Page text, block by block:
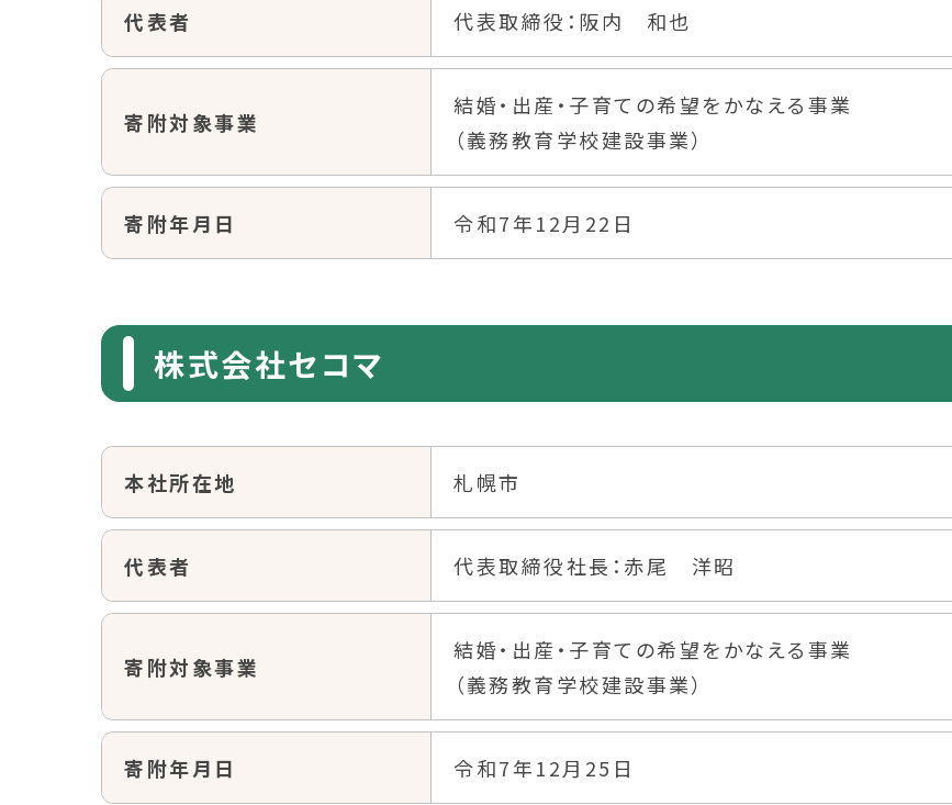
代表者 代表取締役：阪内 和也
寄附対象事業
結婚・出産・子育ての希望をかなえる事業
（義務教育学校建設事業）
寄附年月日 令和7年12月22日
株式会社セコマ
本社所在地 札幌市
代表者 代表取締役社長：赤尾 洋昭
寄附対象事業
結婚・出産・子育ての希望をかなえる事業
（義務教育学校建設事業）
寄附年月日 令和7年12月25日